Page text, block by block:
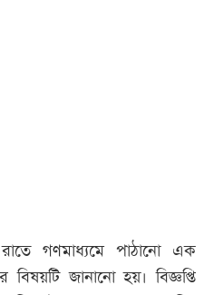
গণমাধ্যমে পাঠানো এক
বিষয়টি জানানো হয়। বিজ্ঞপ্তি